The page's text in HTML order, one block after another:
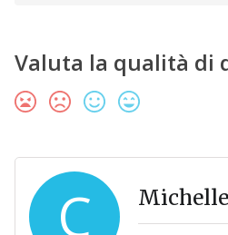
Valuta la qualità di
C